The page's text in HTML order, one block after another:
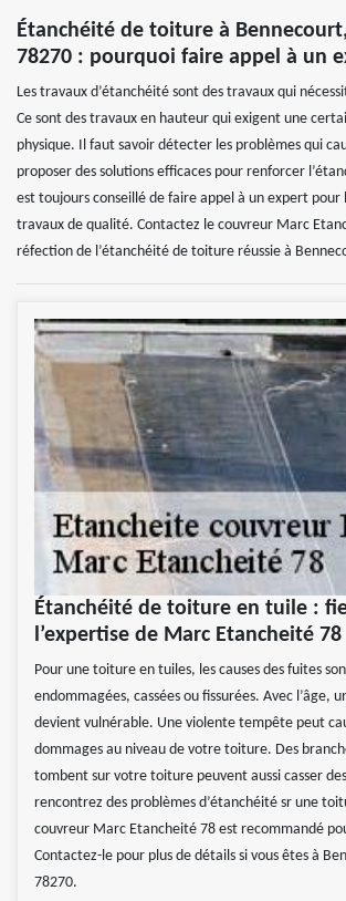
Étanchéité de toiture à
78270 : pourquoi faire appel à un
Les travaux d’étanchéité sont des travaux qui
Ce sont des travaux en hauteur qui exigent une
physique. Il faut savoir détecter les problèmes qui
proposer des solutions efficaces pour renforcer
est toujours conseillé de faire appel à un expert pour
travaux de qualité. Contactez le couvreur Marc
réfection de l’étanchéité de toiture réussie à
Étanchéité de toiture en tuile :
l’expertise de Marc Etancheité 78
Pour une toiture en tuiles, les causes des fuites
endommagées, cassées ou fissurées. Avec l’âge,
devient vulnérable. Une violente tempête peut
dommages au niveau de votre toiture. Des
tombent sur votre toiture peuvent aussi casser
rencontrez des problèmes d’étanchéité sr une
couvreur Marc Etancheité 78 est recommandé
Contactez-le pour plus de détails si vous êtes à
78270.